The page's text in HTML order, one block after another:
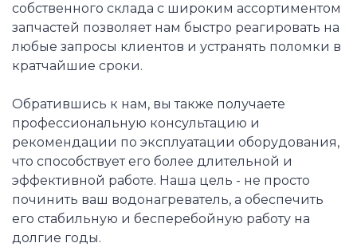
собственного склада с широким ассортиментом
запчастей позволяет нам быстро реагировать на
любые запросы клиентов и устранять поломки в
кратчайшие сроки.
Обратившись к нам, вы также получаете
профессиональную консультацию и
рекомендации по эксплуатации оборудования,
что способствует его более длительной и
эффективной работе. Наша цель - не просто
починить ваш водонагреватель, а обеспечить
его стабильную и бесперебойную работу на
долгие годы.